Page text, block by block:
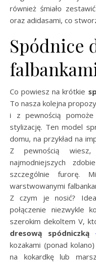
również śmiało
oraz adidasami, co
Spódnice
Co powiesz na krótkie
To nasza kolejna
i z pewnością
stylizację. Ten model
domu, na przykład na
Z pewnością
najmodniejszych
szczególnie furorę.
warstwowanymi
Z czym je nosić?
połączenie niezwykle
szerokim dekoltem V,
dresową spódniczką
kozakami (ponad
na kokardkę lub